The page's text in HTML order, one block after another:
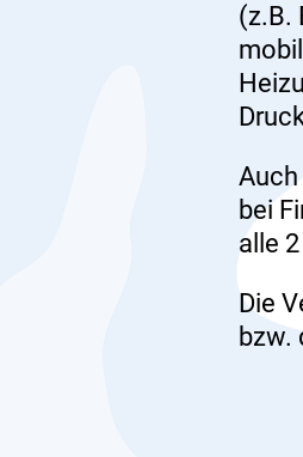
(z.B.
bei
alle
Die
bzw.